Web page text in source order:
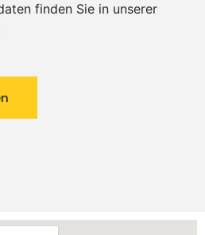
finden Sie in unserer